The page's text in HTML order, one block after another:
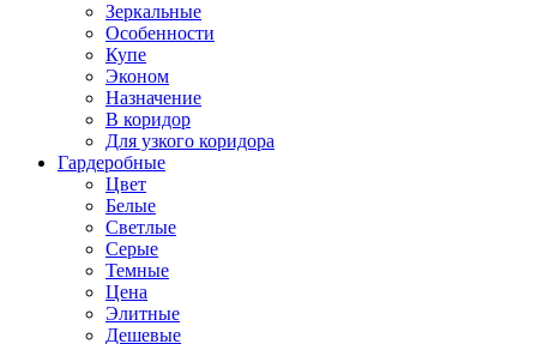
Зеркальные
Особенности
Купе
Эконом
Назначение
В коридор
Для узкого коридора
Гардеробные
Цвет
Белые
Светлые
Серые
Темные
Цена
Элитные
Дешевые